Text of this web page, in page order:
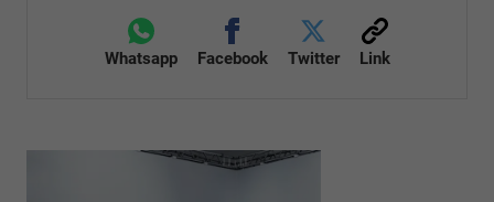
Whatsapp Facebook Twitter Link